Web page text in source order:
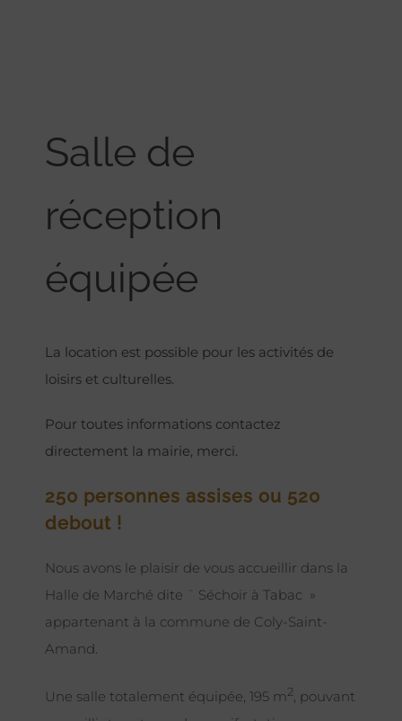
Salle de
réception
équipée
La location est possible pour les activités de
loisirs et culturelles.
Pour toutes informations contactez
directement la mairie, merci.
250 personnes assises ou 520
debout !
Nous avons le plaisir de vous accueillir dans la
Halle de Marché dite ¨ Séchoir à Tabac »
appartenant à la commune de Coly-Saint-
Amand.
Une salle totalement équipée, 195 m2, pouvant